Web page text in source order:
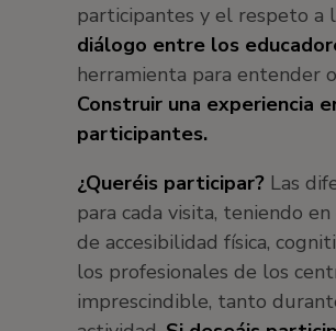
participantes y el respeto a
diálogo entre los
herramienta para entender
Construir una experiencia
participantes.
¿Queréis participar? Las
para cada visita, teniendo
de accesibilidad física,
los profesionales de los
imprescindible, tanto